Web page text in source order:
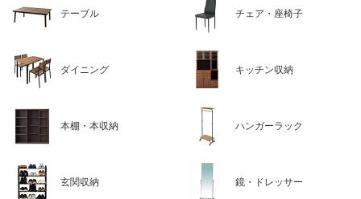
テーブル チェア・座椅子
ダイニング キッチン収納
本棚・本収納 ハンガーラック
玄関収納 鏡・ドレッサー